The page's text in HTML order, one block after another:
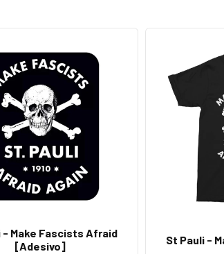
- Make Fascists Afraid
[Adesivo]
St Pauli -